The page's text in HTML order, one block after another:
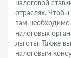
налоговой
отраслях.
вам необходимо
налоговых
льготы. Также
налоговым